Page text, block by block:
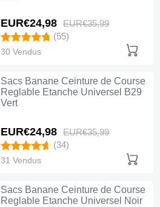
EUR€24,98 EUR€35,99
(55)
30 Vendus
Sacs Banane Ceinture de Course
Reglable Etanche Universel B29
Vert
EUR€24,98 EUR€35,99
(34)
31 Vendus
Sacs Banane Ceinture de Course
Reglable Etanche Universel Noir